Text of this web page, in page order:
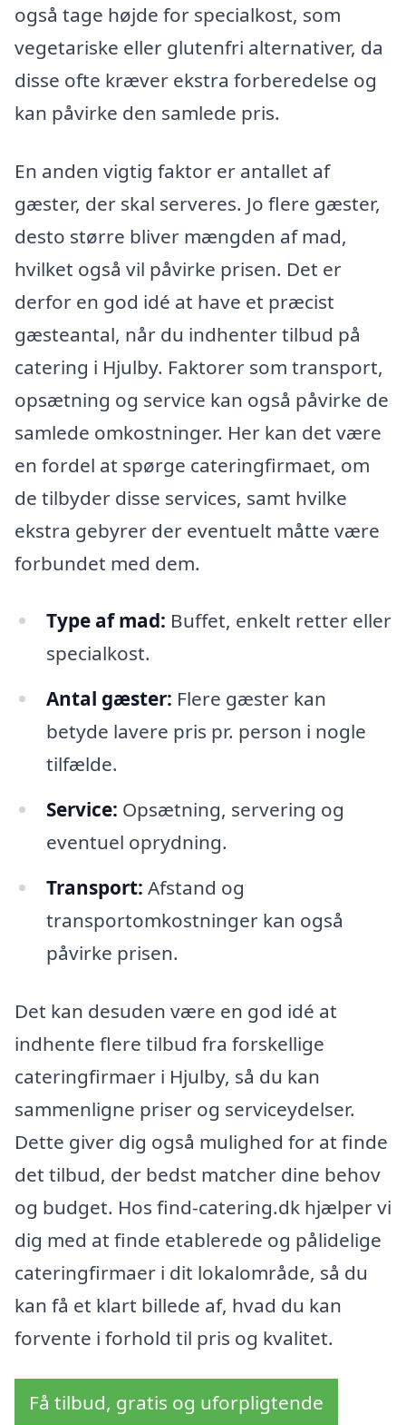
også tage højde for specialkost, som
vegetariske eller glutenfri alternativer, da
disse ofte kræver ekstra forberedelse og
kan påvirke den samlede pris.
En anden vigtig faktor er antallet af
gæster, der skal serveres. Jo flere gæster,
desto større bliver mængden af mad,
hvilket også vil påvirke prisen. Det er
derfor en god idé at have et præcist
gæsteantal, når du indhenter tilbud på
catering i Hjulby. Faktorer som transport,
opsætning og service kan også påvirke de
samlede omkostninger. Her kan det være
en fordel at spørge cateringfirmaet, om
de tilbyder disse services, samt hvilke
ekstra gebyrer der eventuelt måtte være
forbundet med dem.
Type af mad: Buffet, enkelt retter eller
specialkost.
Antal gæster: Flere gæster kan
betyde lavere pris pr. person i nogle
tilfælde.
Service: Opsætning, servering og
eventuel oprydning.
Transport: Afstand og
transportomkostninger kan også
påvirke prisen.
Det kan desuden være en god idé at
indhente flere tilbud fra forskellige
cateringfirmaer i Hjulby, så du kan
sammenligne priser og serviceydelser.
Dette giver dig også mulighed for at finde
det tilbud, der bedst matcher dine behov
og budget. Hos find-catering.dk hjælper vi
dig med at finde etablerede og pålidelige
cateringfirmaer i dit lokalområde, så du
kan få et klart billede af, hvad du kan
forvente i forhold til pris og kvalitet.
Få tilbud, gratis og uforpligtende